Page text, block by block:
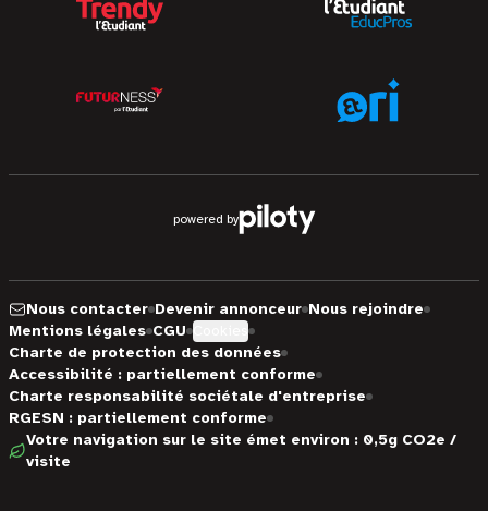
powered by
Nous contacter Devenir annonceur Nous rejoindre
Mentions légales CGU
Charte de protection des données
Accessibilité : partiellement conforme
Charte responsabilité sociétale d'entreprise
RGESN : partiellement conforme
Votre navigation sur le site émet environ : 0,5g CO2e /
visite